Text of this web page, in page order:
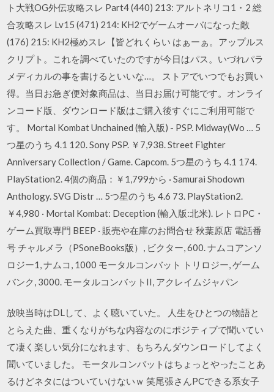
ト大戦OG外伝攻略スレ Part4 (440) 213: アルトネリコ1・2 総
合攻略スレ Lv15 (471) 214: KH2でゲームオーバになった敵
(176) 215: KH2極めスレ【皆どれくらい はぁーぁ。アップルス
クリプト。これを調べていたのですが今日はパス。いづれパラ
メディカルの事を書けるといいな…。 ストアでいつでもお買い
得。当日お急ぎ便対象商品は、当日お届け可能です。オンライ
ンコード版、ダウンロード版はご購入後すぐにご利用可能で
す。 Mortal Kombat Unchained (輸入版) - PSP. Midway(Wo … 5
つ星のうち 4.1 120. Sony PSP. ￥7,938. Street Fighter
Anniversary Collection / Game. Capcom. 5つ星のうち 4.1 174.
PlayStation2. 4個の商品：￥1,799から · Samurai Shodown
Anthology. SVG Distr … 5つ星のうち 4.6 73. PlayStation2.
￥4,980 · Mortal Kombat: Deception (輸入版:北米). レトロPC・
ゲーム買取専門 BEEP · 販売や在庫のお問合せ 秋葉原店 電話番
号 チャルメラ（PSoneBooks版）, ビクター, 600. ナムコアンソ
ロジー1, ナムコ, 1000 モータルコンバット トリロジー, ゲーム
バンク, 3000. モータルコンバットII, アクレイムジャパン
放映当時はDLして、よく聴いていた。 人生をひとつの物語と
とらえた曲、重くなりがちな内容なのにポジティブで聞いてい
て凄く楽しい気分になれます、もちろんダウンロードしてよく
聞いていました。 モータルコンバットはちょっとやったことあ
るけどネタにはついていけないｗ 笑尾張さんPCできる系女子